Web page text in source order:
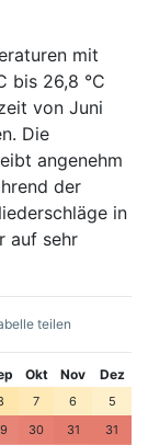
mit
bis 26,8 °C
von Juni
Die
angenehm
der
in
auf sehr
teilen
Okt Nov Dez
7 6
5
30 31
31